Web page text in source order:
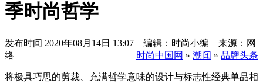
季时尚哲学
发布时间 2020年08月14日 13:07 编辑：时尚小编 来源：网
络
时尚中国网 » 潮闻 » 品牌头条
将极具巧思的剪裁、充满哲学意味的设计与标志性经典单品相